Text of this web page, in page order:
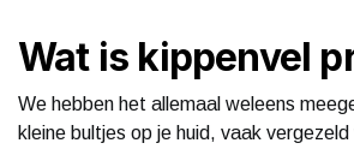
Wat is kippenvel
We hebben het allemaal weleens
kleine bultjes op je huid, vaak